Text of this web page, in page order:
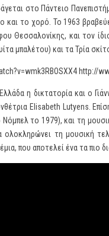
στο Πάντειο
και το χορό. Το 1963
Θεσσαλονίκης, και τον
μπαλέτου) και τα Τρία
http://
η δικτατορία και ο
Elisabeth Lutyens.
Νόμπελ το 1979), και τη
ολοκληρώνει τη μουσική
που αποτελεί ένα τα πιο